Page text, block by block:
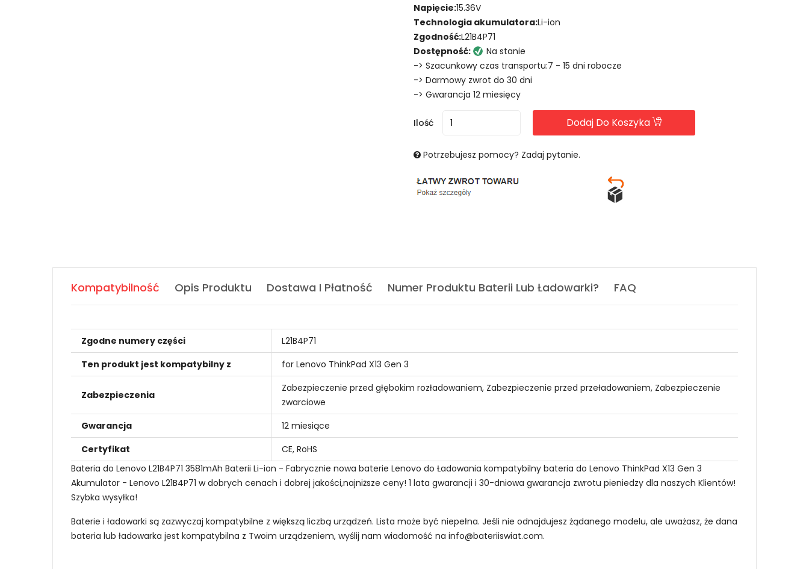
Napięcie:15.36V
Technologia akumulatora:Li-ion
Zgodność:L21B4P71
Dostępność:
Na stanie
-> Szacunkowy czas transportu:7 - 15 dni robocze
-> Darmowy zwrot do 30 dni
-> Gwarancja 12 miesięcy
Ilość Dodaj Do Koszyka
Potrzebujesz pomocy? Zadaj pytanie.
Kompatybilność Opis Produktu Dostawa I Płatność Numer Produktu Baterii Lub Ładowarki? FAQ
Zgodne numery części
L21B4P71
Ten produkt jest kompatybilny z
for Lenovo ThinkPad X13 Gen 3
Zabezpieczenia
Zabezpieczenie przed głębokim rozładowaniem, Zabezpieczenie przed przeładowaniem, Zabezpieczenie
zwarciowe
Gwarancja
12 miesiące
Certyfikat
CE, RoHS
Bateria do Lenovo L21B4P71 3581mAh Baterii Li-ion - Fabrycznie nowa baterie Lenovo do Ładowania kompatybilny bateria do Lenovo ThinkPad X13 Gen 3
Akumulator - Lenovo L21B4P71 w dobrych cenach i dobrej jakości,najniższe ceny! 1 lata gwarancji i 30-dniowa gwarancja zwrotu pieniedzy dla naszych Klientów!
Szybka wysyłka!
Baterie i ładowarki są zazwyczaj kompatybilne z większą liczbą urządzeń. Lista może być niepełna. Jeśli nie odnajdujesz żądanego modelu, ale uważasz, że dana
bateria lub ładowarka jest kompatybilna z Twoim urządzeniem, wyślij nam wiadomość na info@bateriiswiat.com.